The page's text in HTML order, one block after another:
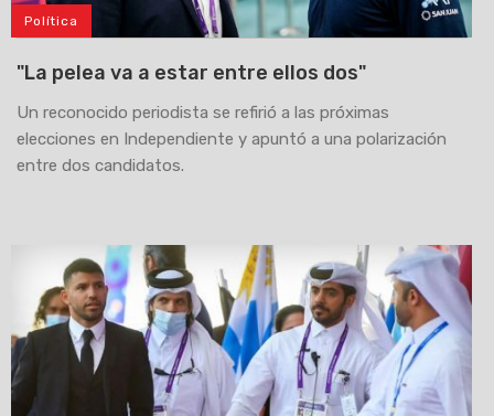
Política
"La pelea va a estar entre ellos dos"
Un reconocido periodista se refirió a las próximas
elecciones en Independiente y apuntó a una polarización
entre dos candidatos.